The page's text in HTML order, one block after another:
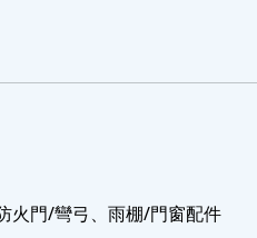
火門/彎弓、雨棚/門窗配件